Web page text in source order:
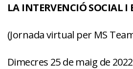
LA INTERVENCIÓ SOCIAL I
(Jornada virtual per MS
Dimecres 25 de maig de 2022